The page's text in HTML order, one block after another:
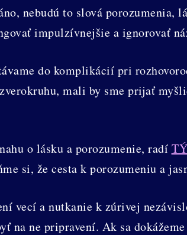
nebudú to slová porozumenia,
impulzívnejšie a ignorovať
do komplikácií pri
mali by sme prijať
o lásku a porozumenie, radí
si, že cesta k porozumeniu a
vecí a nutkanie k zúrivej
na ne pripravení. Ak sa